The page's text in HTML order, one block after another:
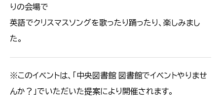
りの会場で
英語でクリスマスソングを歌ったり踊ったり、楽しみまし
た。
※このイベントは、「中央図書館 図書館でイベントやりませ
んか？」でいただいた提案により開催されます。